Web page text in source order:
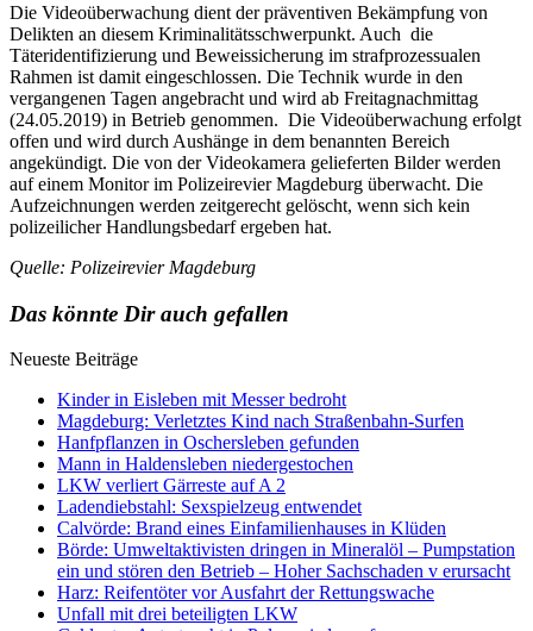
Die Videoüberwachung dient der präventiven Bekämpfung von
Delikten an diesem Kriminalitätsschwerpunkt. Auch die
Täteridentifizierung und Beweissicherung im strafprozessualen
Rahmen ist damit eingeschlossen. Die Technik wurde in den
vergangenen Tagen angebracht und wird ab Freitagnachmittag
(24.05.2019) in Betrieb genommen. Die Videoüberwachung erfolgt
offen und wird durch Aushänge in dem benannten Bereich
angekündigt. Die von der Videokamera gelieferten Bilder werden
auf einem Monitor im Polizeirevier Magdeburg überwacht. Die
Aufzeichnungen werden zeitgerecht gelöscht, wenn sich kein
polizeilicher Handlungsbedarf ergeben hat.
Quelle: Polizeirevier Magdeburg
Das könnte Dir auch gefallen
Neueste Beiträge
Kinder in Eisleben mit Messer bedroht
Magdeburg: Verletztes Kind nach Straßenbahn-Surfen
Hanfpflanzen in Oschersleben gefunden
Mann in Haldensleben niedergestochen
LKW verliert Gärreste auf A 2
Ladendiebstahl: Sexspielzeug entwendet
Calvörde: Brand eines Einfamilienhauses in Klüden
Börde: Umweltaktivisten dringen in Mineralöl – Pumpstation
ein und stören den Betrieb – Hoher Sachschaden v erursacht
Harz: Reifentöter vor Ausfahrt der Rettungswache
Unfall mit drei beteiligten LKW